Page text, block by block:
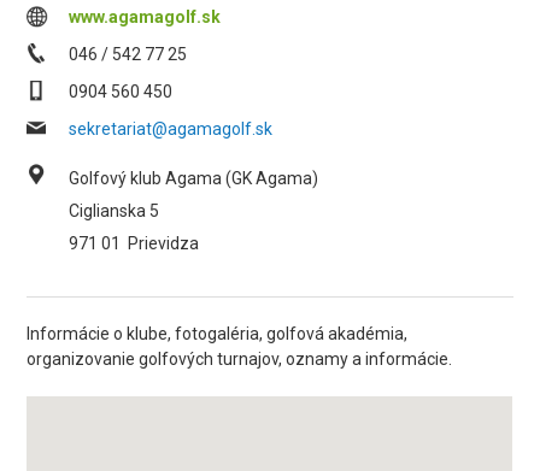
www.agamagolf.sk
046 / 542 77 25
0904 560 450
sekretariat@agamagolf.sk
Golfový klub Agama (GK Agama)
Ciglianska 5
971 01
Prievidza
Informácie o klube, fotogaléria, golfová akadémia,
organizovanie golfových turnajov, oznamy a informácie.